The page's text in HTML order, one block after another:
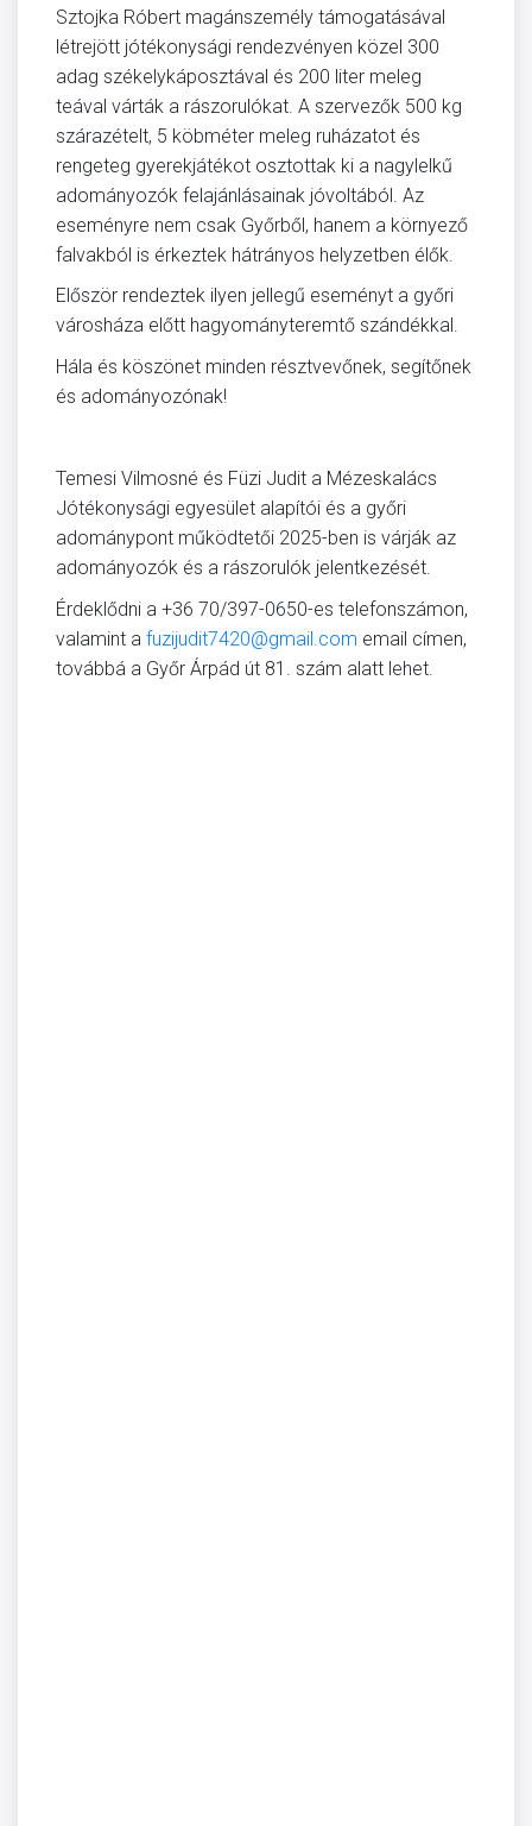
Sztojka Róbert magánszemély támogatásával
létrejött jótékonysági rendezvényen közel 300
adag székelykáposztával és 200 liter meleg
teával várták a rászorulókat. A szervezők 500 kg
szárazételt, 5 köbméter meleg ruházatot és
rengeteg gyerekjátékot osztottak ki a nagylelkű
adományozók felajánlásainak jóvoltából. Az
eseményre nem csak Győrből, hanem a környező
falvakból is érkeztek hátrányos helyzetben élők.
Először rendeztek ilyen jellegű eseményt a győri
városháza előtt hagyományteremtő szándékkal.
Hála és köszönet minden résztvevőnek, segítőnek
és adományozónak!
Temesi Vilmosné és Füzi Judit a Mézeskalács
Jótékonysági egyesület alapítói és a győri
adománypont működtetői 2025-ben is várják az
adományozók és a rászorulók jelentkezését.
Érdeklődni a +36 70/397-0650-es telefonszámon,
valamint a fuzijudit7420@gmail.com email címen,
továbbá a Győr Árpád út 81. szám alatt lehet.